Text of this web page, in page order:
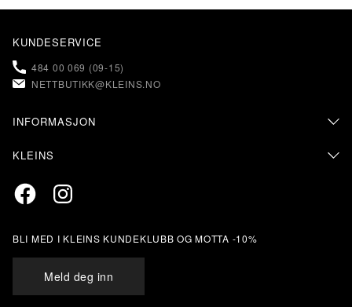
KUNDESERVICE
484 00 069 (09-15)
NETTBUTIKK@KLEINS.NO
INFORMASJON
FAQ – OFTE STILTE SPØRSMÅL
RETUR & BYTTE
KLEINS
BUTIKKER & ÅPNINGSTIDER
STØRRELSESANBEFALING
Facebook
Instagram
BLI MED I KLEINS KUNDEKLUBB OG MOTTA -10%
Meld deg inn